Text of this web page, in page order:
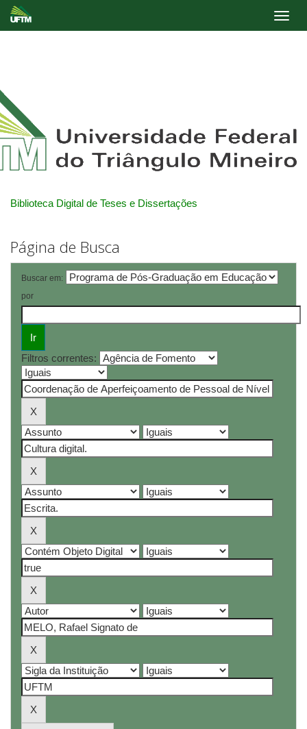
Biblioteca Digital de Teses e Dissertações
Página de Busca
Buscar em:
por
Filtros correntes: